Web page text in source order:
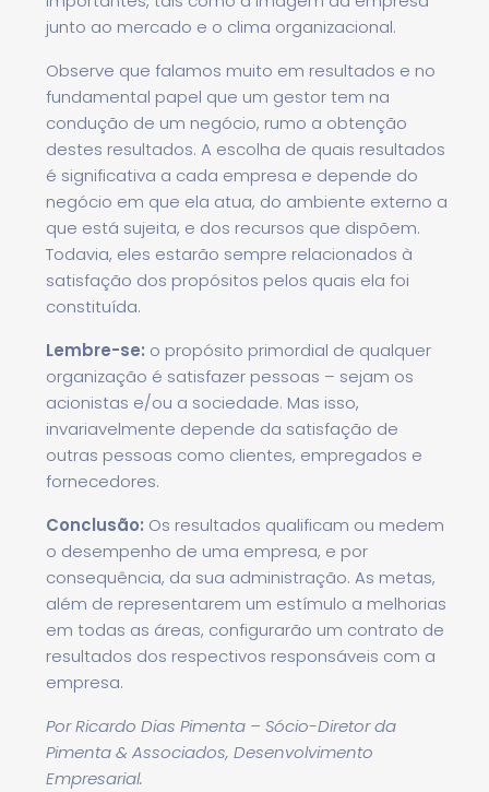
junto ao mercado e o clima organizacional.
Observe que falamos muito em resultados e no
fundamental papel que um gestor tem na
condução de um negócio, rumo a obtenção
destes resultados. A escolha de quais resultados
é significativa a cada empresa e depende do
negócio em que ela atua, do ambiente externo a
que está sujeita, e dos recursos que dispõem.
Todavia, eles estarão sempre relacionados à
satisfação dos propósitos pelos quais ela foi
constituída.
Lembre-se: o propósito primordial de qualquer
organização é satisfazer pessoas – sejam os
acionistas e/ou a sociedade. Mas isso,
invariavelmente depende da satisfação de
outras pessoas como clientes, empregados e
fornecedores.
Conclusão: Os resultados qualificam ou medem
o desempenho de uma empresa, e por
consequência, da sua administração. As metas,
além de representarem um estímulo a melhorias
em todas as áreas, configurarão um contrato de
resultados dos respectivos responsáveis com a
empresa.
PorRicardo Dias Pimenta – Sócio-Diretor da
Pimenta & Associados, Desenvolvimento
Empresarial.